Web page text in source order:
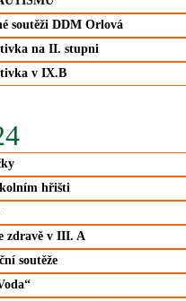
soutěži DDM Orlová
na II. stupni
v IX.B
hřišti
zdravě v III. A
soutěže